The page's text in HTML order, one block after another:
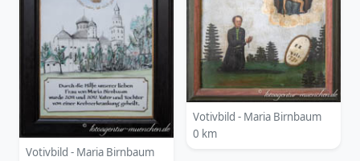
Votivbild - Maria Birnbaum
Votivbild - Maria Birnbaum
0 km